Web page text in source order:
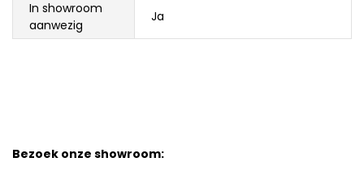
In showroom
aanwezig
Ja
Bezoek onze showroom: